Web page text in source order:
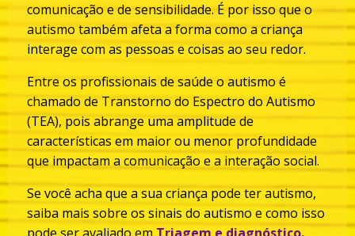
comunicação e de sensibilidade. É por isso que o
autismo também afeta a forma como a criança
interage com as pessoas e coisas ao seu redor.
Entre os profissionais de saúde o autismo é
chamado de Transtorno do Espectro do Autismo
(TEA), pois abrange uma amplitude de
características em maior ou menor profundidade
que impactam a comunicação e a interação social.
Se você acha que a sua criança pode ter autismo,
saiba mais sobre os sinais do autismo e como isso